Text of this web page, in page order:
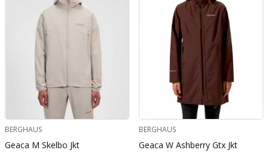
BERGHAUS
Geaca M Skelbo Jkt
BERGHAUS
Geaca W Ashberry Gtx Jkt